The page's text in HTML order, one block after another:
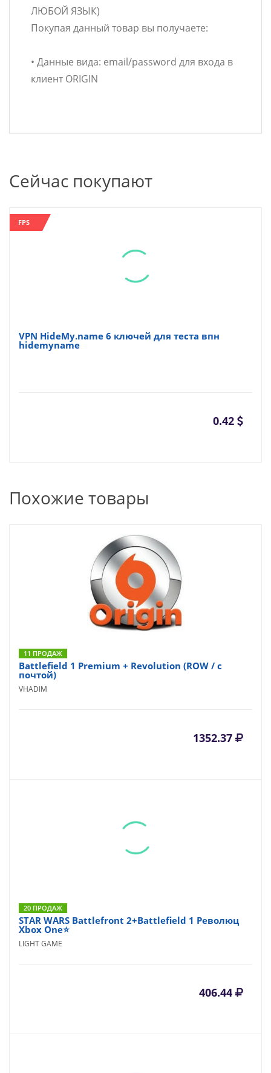
ЛЮБОЙ ЯЗЫК)
Покупая данный товар вы получаете:
• Данные вида: email/password для входа в
клиент ORIGIN
Сейчас покупают
FPS
VPN HideMy.name 6 ключей для теста впн
hidemyname
0.42
Похожие товары
11 ПРОДАЖ
Battlefield 1 Premium + Revolution (ROW / с
почтой)
VHADIM
1352.37
20 ПРОДАЖ
STAR WARS Battlefront 2+Battlefield 1 Революц
Xbox One⭐
LIGHT GAME
406.44